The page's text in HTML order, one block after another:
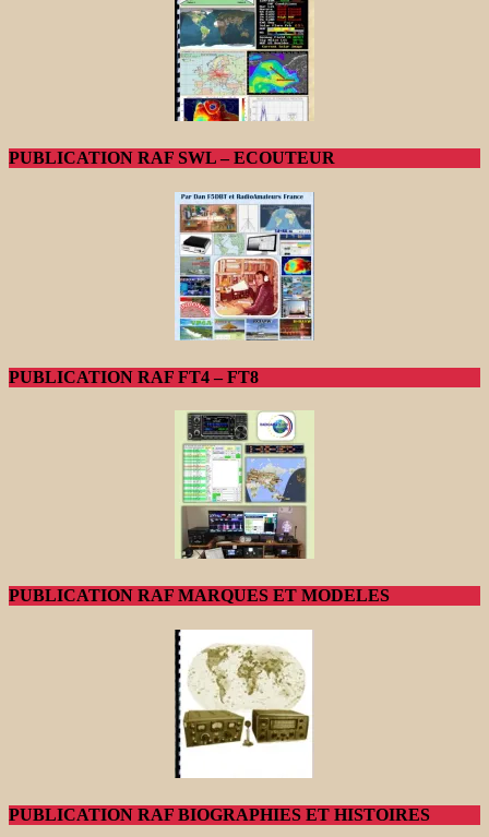
PUBLICATION RAF SWL – ECOUTEUR
PUBLICATION RAF FT4 – FT8
PUBLICATION RAF MARQUES ET MODELES
PUBLICATION RAF BIOGRAPHIES ET HISTOIRES